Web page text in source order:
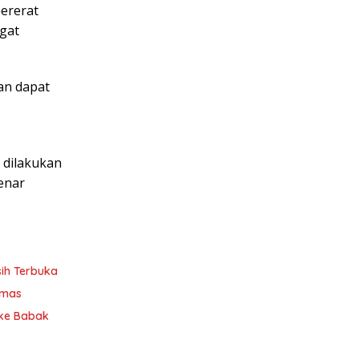
dapat
Terbuka
Babak